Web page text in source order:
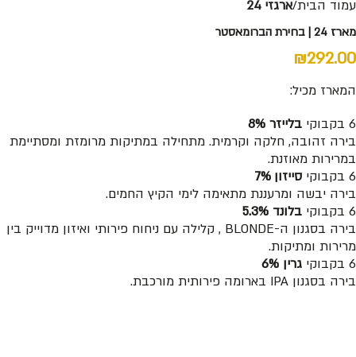
עמוד הבית ארגזי 24
מארז 24 | בחירת הברומאסטר
₪292.00
המארז מכיל:
6 בקבוקי
בלייזר 8%
בירה זהובה, חלקה וקרמית. מתחילה במתיקות מרומזת ומסתיימת
במרירות מאוזנת.
6 בקבוקי
סייזון 7%
בירה יבשה ומרעננת מתאימה לימי הקיץ החמים.
6 בקבוקי
בלונד 5.3%
בירה בסגנון ה-BLONDE , קלילה עם ניחוח פירותי ואיזון מדוייק בין
מרירות ומתיקות.
6 בקבוקי
גרין 6%
בירה בסגנון IPA בארומה פירותית מורכבת.